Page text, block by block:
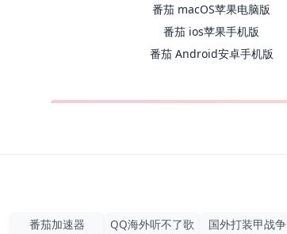
番茄 macOS苹果电脑版
番茄 ios苹果手机版
番茄 Android安卓手机版
番茄加速器 QQ海外听不了歌
国外打装甲战争